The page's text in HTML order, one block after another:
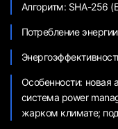
Алгоритм: SHA-256
Потребление
Особенности: новая
система power
жарком климате;